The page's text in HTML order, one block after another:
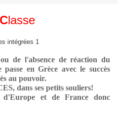
Classe
de l'absence de réaction du
en Grèce avec le succès
au pouvoir.
dans ses petits souliers!
d'Europe et de France donc